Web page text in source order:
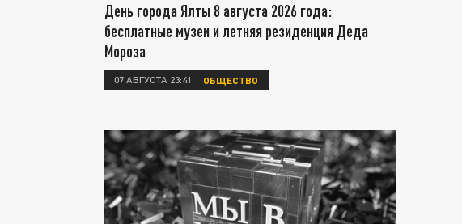
День города Ялты 8 августа 2026 года:
бесплатные музеи и летняя резиденция Деда
Мороза
07 АВГУСТА 23:41 ОБЩЕСТВО